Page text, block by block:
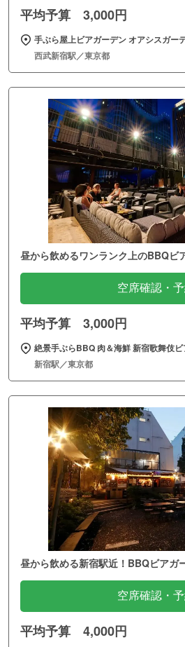
平均予算 3,000円
手ぶら屋上ビアガーデン オアシスガー
西武新宿駅／東京都
昼から飲めるワンランク上のBBQビ
空席確認・
平均予算 3,000円
絶景手ぶらBBQ 肉＆海鮮 新宿歌舞伎
新宿駅／東京都
昼から飲める新宿駅近！BBQビアガ
空席確認・
平均予算 4,000円